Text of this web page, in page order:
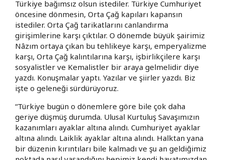
Türkiye bağımsız olsun istediler. Türkiye Cumhuriyet
öncesine dönmesin, Orta Çağ kapıları kapansın
istediler. Orta Çağ tarikatlarını canlandırma
girişimlerine karşı çıktılar. O dönemde büyük şairimiz
Nâzım ortaya çıkan bu tehlikeye karşı, emperyalizme
karşı, Orta Çağ kalıntılarına karşı, işbirlikçilere karşı
sosyalistler ve Kemalistler bir araya gelmelidir diye
yazdı. Konuşmalar yaptı. Yazılar ve şiirler yazdı. Biz
işte o geleneği sürdürüyoruz.
“Türkiye bugün o dönemlere göre bile çok daha
geriye düşmüş durumda. Ulusal Kurtuluş Savaşımızın
kazanımları ayaklar altına alındı. Cumhuriyet ayaklar
altına alındı. Laiklik ayaklar altına alındı. Halktan yana
bir düzenin kırıntıları bile kalmadı ve şu an geldiğimiz